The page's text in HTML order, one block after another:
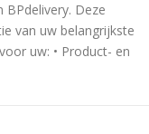
BPdelivery. Deze
van uw belangrijkste
uw: • Product- en